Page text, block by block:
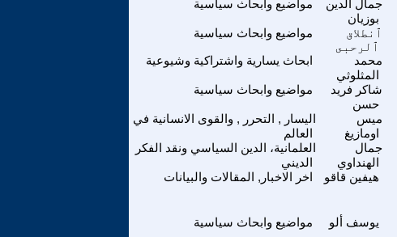
مواضيع وابحاث سياسية
جمال الدين
بوزيان
مواضيع وابحاث سياسية
ﭐنطلاق
ﭐلرحبى
ابحاث يسارية واشتراكية وشيوعية
محمد
المثلوثي
مواضيع وابحاث سياسية
شاكر فريد
حسن
اليسار , التحرر , والقوى الانسانية في
العالم
ميس
اومازيغ
العلمانية، الدين السياسي ونقد الفكر
الديني
جمال
الهنداوي
اخر الاخبار, المقالات والبيانات هيفين قاقو
مواضيع وابحاث سياسية يوسف ألو